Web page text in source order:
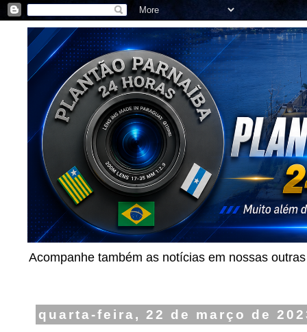
Acompanhe também as notícias em nossas
quarta-feira, 22 de março de